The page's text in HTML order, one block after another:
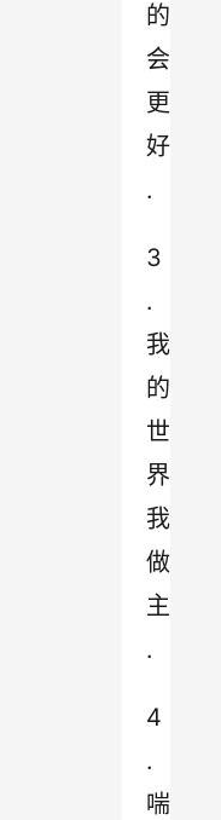
的
会
更
好
.
3
.
我
的
世
界
我
做
主
.
4
.
喘